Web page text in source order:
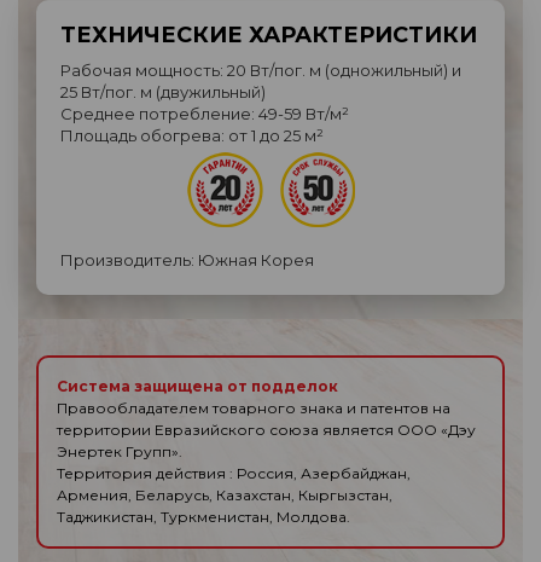
ТЕХНИЧЕСКИЕ ХАРАКТЕРИСТИКИ
Рабочая мощность: 20 Вт/пог. м (одножильный) и
25 Вт/пог. м (двужильный)
Среднее потребление: 49-59 Вт/м²
Площадь обогрева: от 1 до 25 м²
Производитель: Южная Корея
Система защищена от подделок
Правообладателем товарного знака и патентов на
территории Евразийского союза является ООО «Дэу
Энертек Групп».
Территория действия : Россия, Азербайджан,
Армения, Беларусь, Казахстан, Кыргызстан,
Таджикистан, Туркменистан, Молдова.